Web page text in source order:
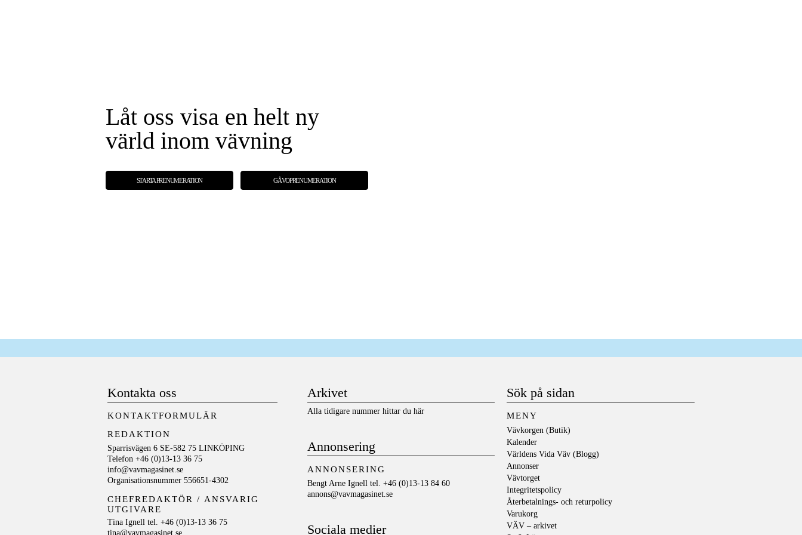
Låt oss visa en helt ny
värld inom vävning
STARTA PRENUMERATION GÅVOPRENUMERATION
Kontakta oss
KONTAKTFORMULÄR
REDAKTION
Sparrisvägen 6 SE-582 75 LINKÖPING
Telefon +46 (0)13-13 36 75
info@vavmagasinet.se
Organisationsnummer 556651-4302
CHEFREDAKTÖR /ANSVARIG
UTGIVARE
Tina Ignell tel. +46 (0)13-13 36 75
tina@vavmagasinet.se
Arkivet
Alla tidigare nummer hittar du här
Annonsering
ANNONSERING
Bengt Arne Ignell tel. +46 (0)13-13 84 60
annons@vavmagasinet.se
Sociala medier
Sök på sidan
MENY
Vävkorgen (Butik)
Kalender
Världens Vida Väv (Blogg)
Annonser
Vävtorget
Integritetspolicy
Återbetalnings- och returpolicy
Varukorg
VÄV – arkivet